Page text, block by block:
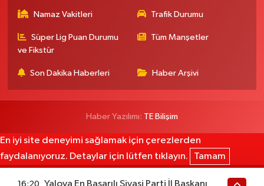
Namaz Vakitleri Trafik Durumu
Süper Lig Puan Durumu
ve Fikstür
Tüm Manşetler
Son Dakika Haberleri Haber Arşivi
Haber Yazılımı: TE Bilişim
En iyi site deneyimi sağlamak için çerezlerden
faydalanıyoruz. Detaylar için lütfen tıklayın.
Tamam
16:20 Yalova En Başarılı Siyasi Parti İl Başkanı